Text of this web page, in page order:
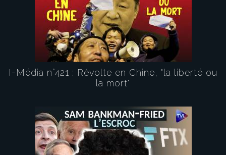
I-Média n°421 : Révolte en Chine, "la liberté ou
la mort"